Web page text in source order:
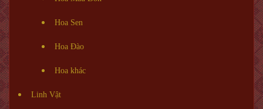
Hoa Sen
Hoa Đào
Hoa khác
Linh Vật